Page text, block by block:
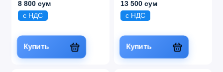
8 800 сум
с НДС
Купить
13 500 сум
с НДС
Купить